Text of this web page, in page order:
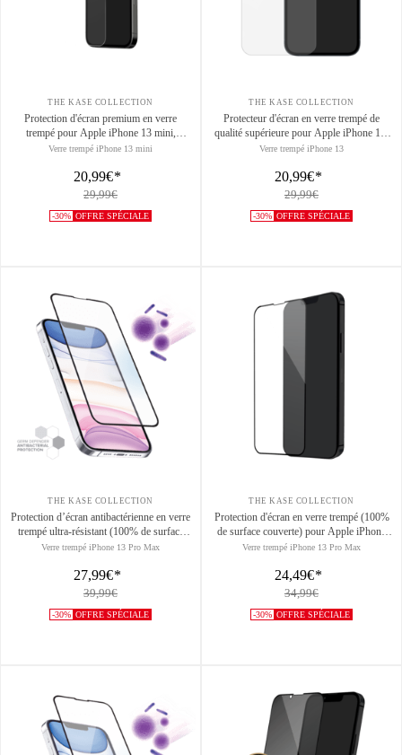
THE KASE COLLECTION
Protection d'écran premium en verre
trempé pour Apple iPhone 13 mini,
Transparent
Verre trempé iPhone 13 mini
20,99€*
29,99€
-30% OFFRE SPÉCIALE
THE KASE COLLECTION
Protecteur d'écran en verre trempé de
qualité supérieure pour Apple iPhone 13/
13 Pro/ 14, transparent
Verre trempé iPhone 13
20,99€*
29,99€
-30% OFFRE SPÉCIALE
THE KASE COLLECTION
Protection d’écran antibactérienne en verre
trempé ultra-résistant (100% de surface
couverte) pour Apple iPhone 13 Pro Max,
Verre trempé iPhone 13 Pro Max
27,99€*
39,99€
-30% OFFRE SPÉCIALE
THE KASE COLLECTION
Protection d'écran en verre trempé (100%
de surface couverte) pour Apple iPhone
13 Pro Max, Noir
Verre trempé iPhone 13 Pro Max
24,49€*
34,99€
-30% OFFRE SPÉCIALE